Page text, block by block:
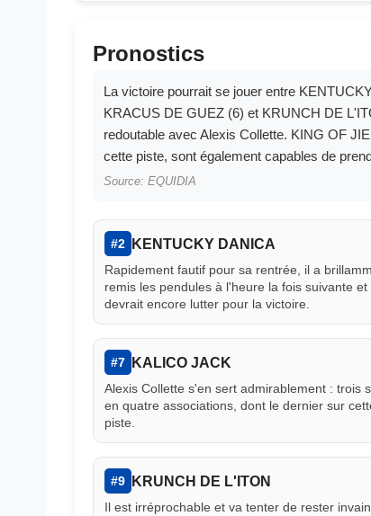
Pronostics
La victoire pourrait se jouer entre
KRACUS DE GUEZ (6) et KRUNCH DE
redoutable avec Alexis Collette. KING OF
cette piste, sont également capables de
Source: EQUIDIA
#2 KENTUCKY DANICA
Rapidement fautif pour sa rentrée, il a
remis les pendules à l'heure la fois suivante et
devrait encore lutter pour la victoire.
#7 KALICO JACK
Alexis Collette s'en sert admirablement : trois
en quatre associations, dont le dernier sur
piste.
#9 KRUNCH DE L'ITON
Il est irréprochable et va tenter de rester